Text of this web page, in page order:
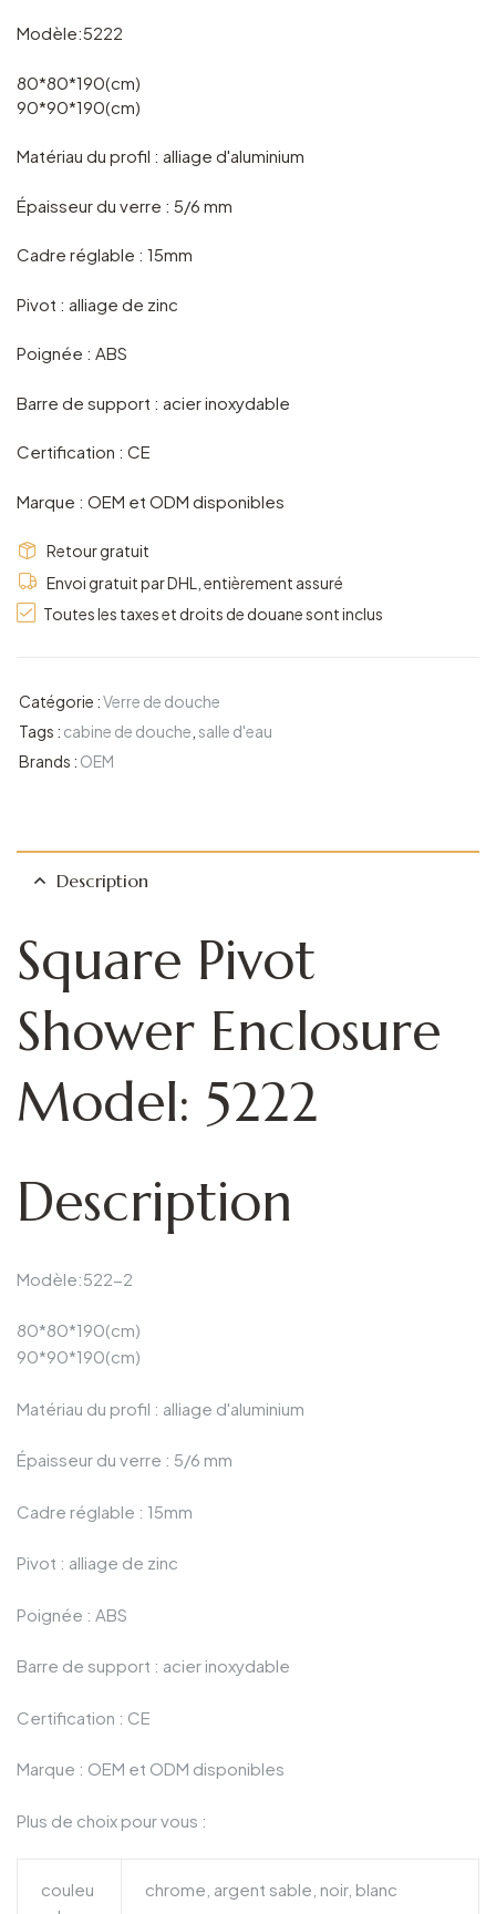
Modèle:5222
80*80*190(cm)
90*90*190(cm)
Matériau du profil : alliage d'aluminium
Épaisseur du verre : 5/6 mm
Cadre réglable : 15mm
Pivot : alliage de zinc
Poignée : ABS
Barre de support : acier inoxydable
Certification : CE
Marque : OEM et ODM disponibles
Retour gratuit
Envoi gratuit par DHL, entièrement assuré
Toutes les taxes et droits de douane sont inclus
Catégorie :Verre de douche
Tags : cabine de douche salle d'eau
Brands : OEM
Description
Square Pivot
Shower Enclosure
Model: 5222
Description
Modèle:522-2
80*80*190(cm)
90*90*190(cm)
Matériau du profil : alliage d'aluminium
Épaisseur du verre : 5/6 mm
Cadre réglable : 15mm
Pivot : alliage de zinc
Poignée : ABS
Barre de support : acier inoxydable
Certification : CE
Marque : OEM et ODM disponibles
Plus de choix pour vous :
couleu
chrome, argent sable, noir, blanc